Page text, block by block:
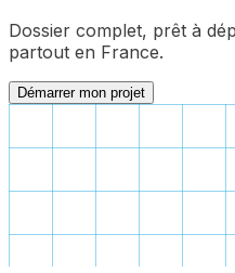
Dossier complet, prêt à
partout en France.
Démarrer mon projet